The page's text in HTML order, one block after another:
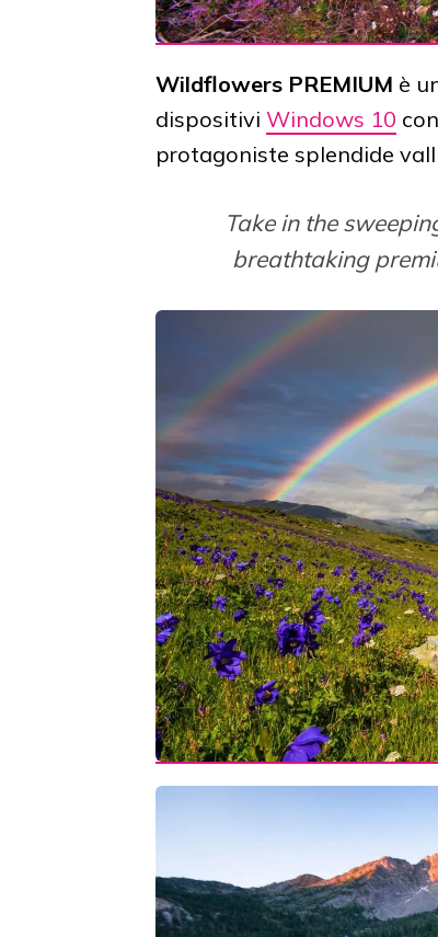
Wildflowers PREMIUM è
dispositivi Windows 10
protagoniste splendide
Take in the
breathtaking